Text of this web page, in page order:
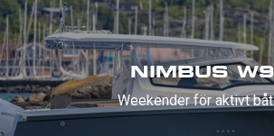
NIMBUS W9
Weekender för aktivt